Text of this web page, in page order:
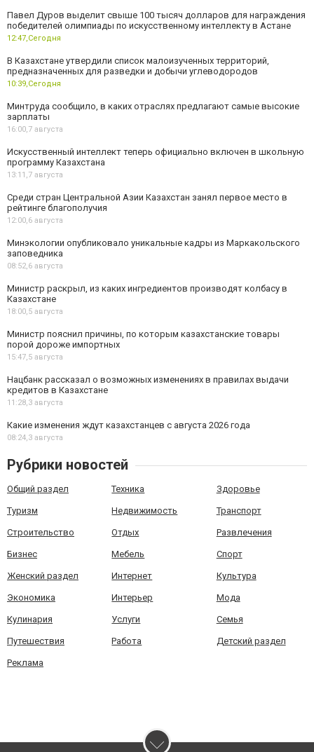
Павел Дуров выделит свыше 100 тысяч долларов для награждения
победителей олимпиады по искусственному интеллекту в Астане
12:47,Сегодня
В Казахстане утвердили список малоизученных территорий,
предназначенных для разведки и добычи углеводородов
10:39,Сегодня
Минтруда сообщило, в каких отраслях предлагают самые высокие
зарплаты
16:00,7 августа
Искусственный интеллект теперь официально включен в школьную
программу Казахстана
13:11,7 августа
Среди стран Центральной Азии Казахстан занял первое место в
рейтинге благополучия
12:00,6 августа
Минэкологии опубликовало уникальные кадры из Маркакольского
заповедника
08:52,6 августа
Министр раскрыл, из каких ингредиентов производят колбасу в
Казахстане
18:00,5 августа
Министр пояснил причины, по которым казахстанские товары
порой дороже импортных
15:47,5 августа
Нацбанк рассказал о возможных изменениях в правилах выдачи
кредитов в Казахстане
11:28,3 августа
Какие изменения ждут казахстанцев с августа 2026 года
08:24,3 августа
Рубрики новостей
Общий раздел Техника Здоровье
Туризм Недвижимость Транспорт
Строительство Отдых Развлечения
Бизнес Мебель Спорт
Женский раздел Интернет Культура
Экономика Интерьер Мода
Кулинария Услуги Семья
Путешествия Работа Детский раздел
Реклама